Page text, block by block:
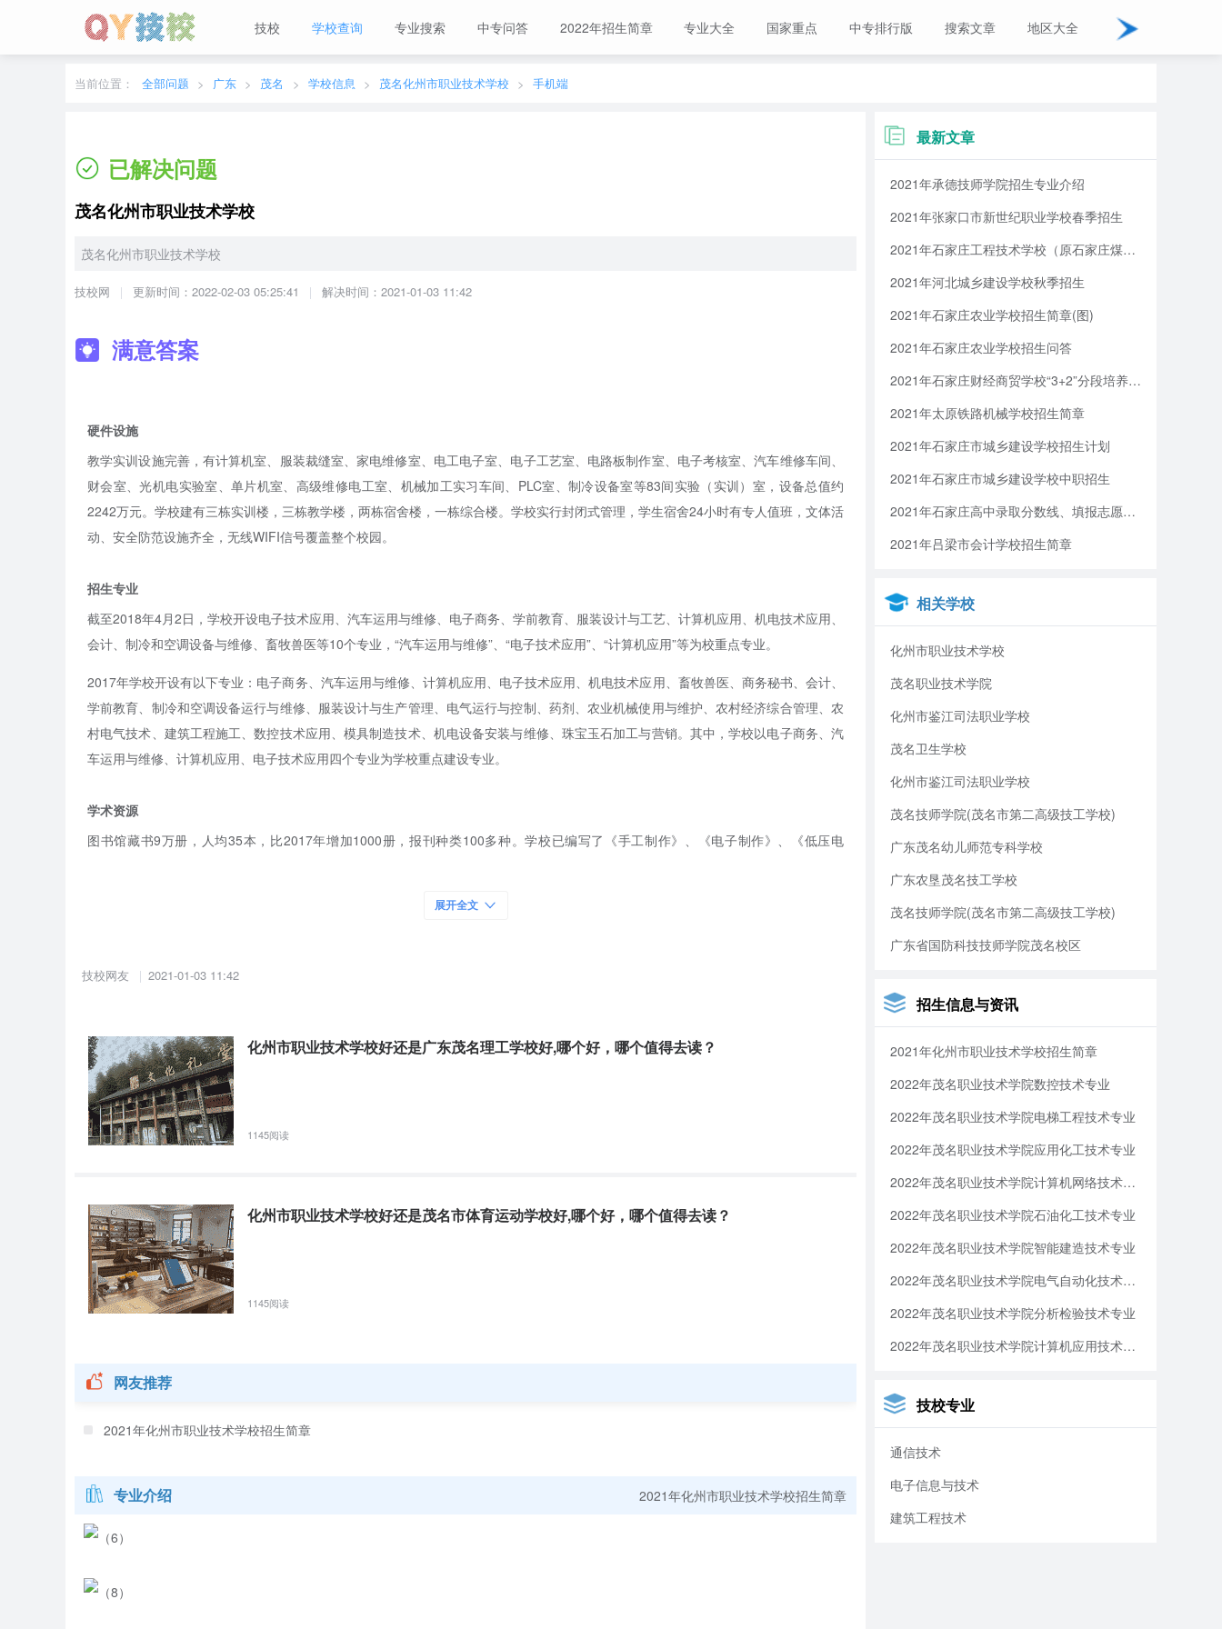
技校 学校查询 专业搜索 中专问答 2022年招生简章 专业大全 国家重点 中专排行版 搜索文章 地区大全
当前城市： 广东 切换地区
当前位置： 全部问题 广东 茂名 学校信息 茂名化州市职业技术学校 手机端
已解决问题
茂名化州市职业技术学校
茂名化州市职业技术学校
技校网 更新时间：2022-02-03 05:25:41 解决时间：2021-01-03 11:42
满意答案
硬件设施
教学实训设施完善，有计算机室、服装裁缝室、家电维修室、电工电子室、电子工艺室、电路板制作室、电子考核室、汽车维修车间、
财会室、光机电实验室、单片机室、高级维修电工室、机械加工实习车间、PLC室、制冷设备室等83间实验（实训）室，设备总值约
2242万元。学校建有三栋实训楼，三栋教学楼，两栋宿舍楼，一栋综合楼。学校实行封闭式管理，学生宿舍24小时有专人值班，文体活
动、安全防范设施齐全，无线WIFI信号覆盖整个校园。
招生专业
截至2018年4月2日，学校开设电子技术应用、汽车运用与维修、电子商务、学前教育、服装设计与工艺、计算机应用、机电技术应用、
会计、制冷和空调设备与维修、畜牧兽医等10个专业，“汽车运用与维修”、“电子技术应用”、“计算机应用”等为校重点专业。
2017年学校开设有以下专业：电子商务、汽车运用与维修、计算机应用、电子技术应用、机电技术应用、畜牧兽医、商务秘书、会计、
学前教育、制冷和空调设备运行与维修、服装设计与生产管理、电气运行与控制、药剂、农业机械使用与维护、农村经济综合管理、农
村电气技术、建筑工程施工、数控技术应用、模具制造技术、机电设备安装与维修、珠宝玉石加工与营销。其中，学校以电子商务、汽
车运用与维修、计算机应用、电子技术应用四个专业为学校重点建设专业。
学术资源
图书馆藏书9万册，人均35本，比2017年增加1000册，报刊种类100多种。学校已编写了《手工制作》、《电子制作》、《低压电
化州市职业技术学校，是一所经省教育厅备案，化州市人民政府主办，化州市教育局主管的综合性省级示范学校，1996年与化州市广播
截至2018年4月2日，学校占地总面积111888平方米，总建筑面积约56983平方米，专任教师总人数250人，“双师型”教师77人，兼职教
师5人，专任教师本科以上学历193人，专任教师高级职称教师50人。
师资力量
建设成果
截至2018年4月2日，学校利用省资金300多万元专项经费拨款，改建了学校“汽车运用与维修”、“电子技术应用”、“学前教育”、“电子商
务”、“会计”“畜牧兽医”等专业的多间实训室。
究2万元、师资建设10万元、信息化校园建设8万元，其余为其他支出2125万元（含教师工资、公积金社保等）。
社团文化
传部、组织部、广播站、志愿者服务队。
学生会组织有文体部、卫生部、生活部、纪律部、宣传部、宿管部、外联部。
展开全文
技校网友 2021-01-03 11:42
化州市职业技术学校好还是广东茂名理工学校好,哪个好，哪个值得去读？
1145阅读
化州市职业技术学校好还是茂名市体育运动学校好,哪个好，哪个值得去读？
1145阅读
网友推荐
2021年化州市职业技术学校招生简章
专业介绍 2021年化州市职业技术学校招生简章
最新文章
2021年承德技师学院招生专业介绍
2021年张家口市新世纪职业学校春季招生
2021年石家庄工程技术学校（原石家庄煤炭工业学校）招生简章
2021年河北城乡建设学校秋季招生
2021年石家庄农业学校招生简章(图)
2021年石家庄农业学校招生问答
2021年石家庄财经商贸学校“3+2”分段培养全日制大专招生
2021年太原铁路机械学校招生简章
2021年石家庄市城乡建设学校招生计划
2021年石家庄市城乡建设学校中职招生
2021年石家庄高中录取分数线、填报志愿、招生录取安排
2021年吕梁市会计学校招生简章
相关学校
化州市职业技术学校
茂名职业技术学院
化州市鉴江司法职业学校
茂名卫生学校
化州市鉴江司法职业学校
茂名技师学院(茂名市第二高级技工学校)
广东茂名幼儿师范专科学校
广东农垦茂名技工学校
茂名技师学院(茂名市第二高级技工学校)
广东省国防科技技师学院茂名校区
招生信息与资讯
2021年化州市职业技术学校招生简章
2022年茂名职业技术学院数控技术专业
2022年茂名职业技术学院电梯工程技术专业
2022年茂名职业技术学院应用化工技术专业
2022年茂名职业技术学院计算机网络技术专业
2022年茂名职业技术学院石油化工技术专业
2022年茂名职业技术学院智能建造技术专业
2022年茂名职业技术学院电气自动化技术专业
2022年茂名职业技术学院分析检验技术专业
2022年茂名职业技术学院计算机应用技术专业
技校专业
通信技术
电子信息与技术
建筑工程技术